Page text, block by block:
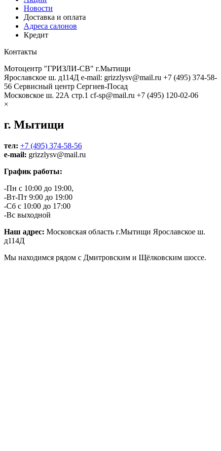
Новости
Доставка и оплата
Адреса салонов
Кредит
Контакты
Мотоцентр "ГРИЗЛИ-СВ" г.Мытищи
Ярославское ш. д114Д e-mail: grizzlysv@mail.ru +7 (495) 374-58-
56 Сервисный центр Сергиев-Посад
Московское ш. 22А стр.1 cf-sp@mail.ru +7 (495) 120-02-06
×
г. Мытищи
тел: +7 (495) 374-58-56
e-mail: grizzlysv@mail.ru
График работы:
-Пн с 10:00 до 19:00,
-Вт-Пт 9:00 до 19:00
-Сб с 10:00 до 17:00
-Вс выходной
Наш адрес: Московская область г.Мытищи Ярославское ш.
д114Д
Мы находимся рядом с Дмитровским и Щёлковским шоссе.